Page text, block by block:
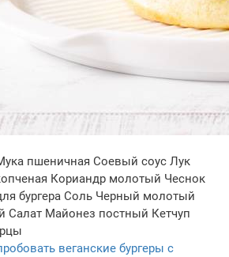
пшеничная Соевый соус Лук
Кориандр молотый Чеснок
бургера Соль Черный молотый
Салат Майонез постный Кетчуп
веганские бургеры с